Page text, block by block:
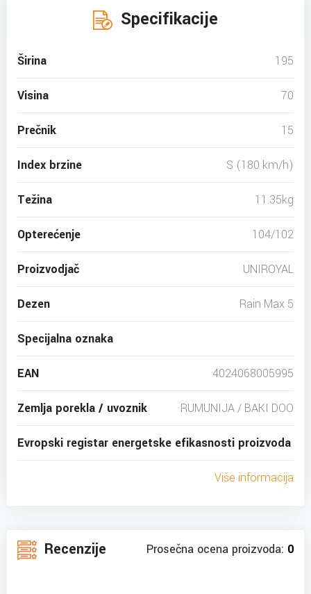
Specifikacije
Širina 195
Visina 70
Prečnik 15
Index brzine S (180 km/h)
Težina 11.35kg
Opterećenje 104/102
Proizvodjač UNIROYAL
Dezen Rain Max 5
Specijalna oznaka
EAN 4024068005995
Zemlja porekla / uvoznik RUMUNIJA / BAKI DOO
Evropski registar energetske efikasnosti proizvoda
Više informacija
Recenzije Prosečna ocena proizvoda: 0